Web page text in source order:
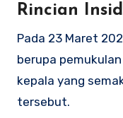
Rincian
Pada 23 Maret
berupa
kepala yang
tersebut.